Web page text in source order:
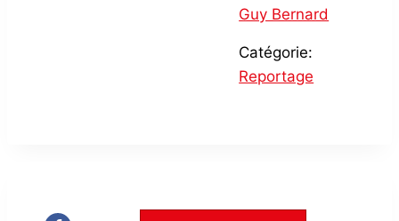
Guy Bernard
Catégorie:
Reportage